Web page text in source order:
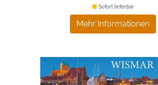
Mehr Informationen
Sofort lieferbar